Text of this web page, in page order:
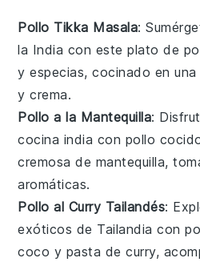
Pollo Tikka Masala:
la India con esteplato de
y especias, cocinado en una
ycrema.
Pollo a la Mantequilla:
cocina india con pollo
cremosa de mantequilla,
aromáticas.
Pollo al Curry Tailandés:
exóticos de Tailandia con
coco y pasta de curry,